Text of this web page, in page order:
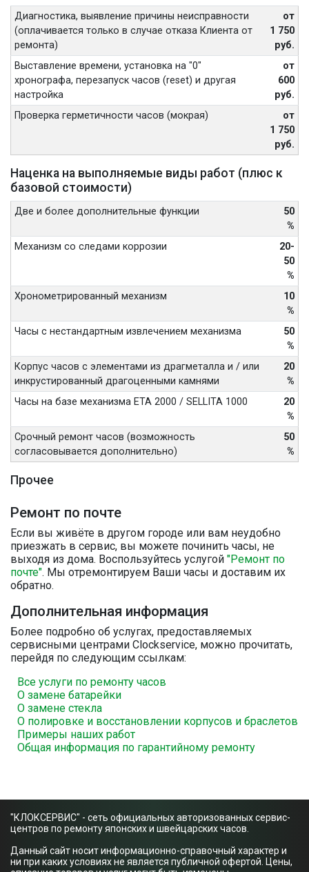
Диагностика, выявление причины неисправности
(оплачивается только в случае отказа Клиента от
ремонта)
от
1 750
руб.
Выставление времени, установка на "0"
хронографа, перезапуск часов (reset) и другая
настройка
от
600
руб.
Проверка герметичности часов (мокрая)
от
1 750
руб.
Наценка на выполняемые виды работ (плюс к
базовой стоимости)
Две и более дополнительные функции
50
%
Механизм со следами коррозии
20-
50
%
Хронометрированный механизм
10
%
Часы с нестандартным извлечением механизма
50
%
Корпус часов с элементами из драгметалла и / или
инкрустированный драгоценными камнями
20
%
Часы на базе механизма ETA 2000 / SELLITA 1000
20
%
Срочный ремонт часов (возможность
согласовывается дополнительно)
50
%
Прочее
Ремонт по почте
Если вы живёте в другом городе или вам неудобно
приезжать в сервис, вы можете починить часы, не
выходя из дома. Воспользуйтесь услугой "Ремонт по
почте". Мы отремонтируем Ваши часы и доставим их
обратно.
Дополнительная информация
Более подробно об услугах, предоставляемых
сервисными центрами Clockservice, можно прочитать,
перейдя по следующим ссылкам:
Все услуги по ремонту часов
О замене батарейки
О замене стекла
О полировке и восстановлении корпусов и браслетов
Примеры наших работ
Общая информация по гарантийному ремонту
"КЛОКСЕРВИС" - сеть официальных авторизованных сервис-
центров по ремонту японских и швейцарских часов.
Данный сайт носит информационно-справочный характер и
ни при каких условиях не является публичной офертой. Цены,